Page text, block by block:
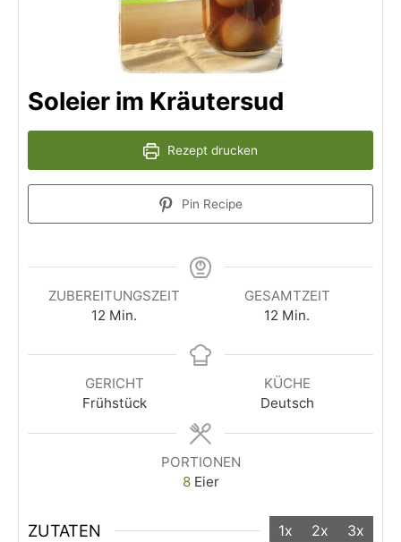
Soleier im Kräutersud
Rezept drucken
Pin Recipe
ZUBEREITUNGSZEIT
12 Min.
GESAMTZEIT
12 Min.
GERICHT
Frühstück
KÜCHE
Deutsch
PORTIONEN
8 Eier
ZUTATEN 1x 2x 3x